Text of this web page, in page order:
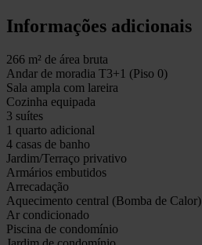
Informações adicionais
266 m² de área bruta
Andar de moradia T3+1 (Piso 0)
Sala ampla com lareira
Cozinha equipada
3 suítes
1 quarto adicional
4 casas de banho
Jardim/Terraço privativo
Armários embutidos
Arrecadação
Aquecimento central (Bomba de Calor)
Ar condicionado
Piscina de condomínio